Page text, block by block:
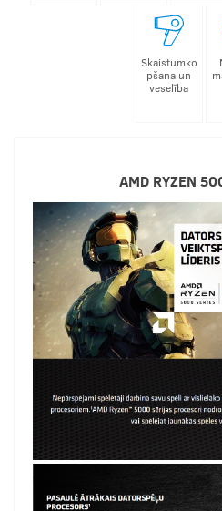
Skaistumko
pšana un
veselība
AMD RYZEN